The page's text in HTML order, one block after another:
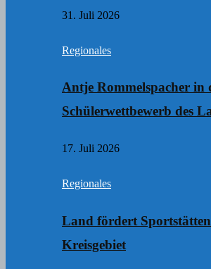
31. Juli 2026
Regionales
Antje Rommelspacher in
Schülerwettbewerb des
17. Juli 2026
Regionales
Land fördert
Kreisgebiet